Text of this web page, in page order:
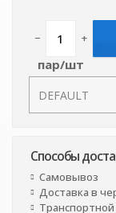
− +
пар/шт
Способы
Самовывоз
Доставка в